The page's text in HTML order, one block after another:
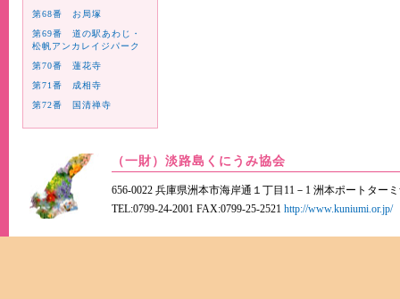
第68番 お局塚
第69番 道の駅あわじ・
松帆アンカレイジパーク
第70番 蓮花寺
第71番 成相寺
第72番 国清禅寺
（一財）淡路島くにうみ協会
656-0022 兵庫県洲本市海岸通１丁目11－1 洲本ポートター
TEL:0799-24-2001 FAX:0799-25-2521 http://www.kuniumi.or.jp/